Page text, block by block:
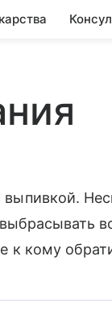
к кому